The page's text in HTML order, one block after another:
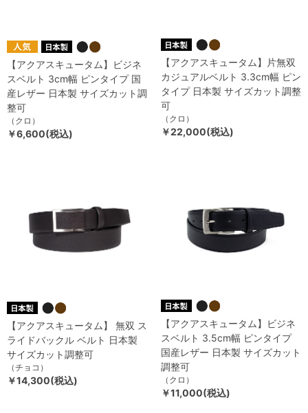
【アクアスキュータム】ビジネ
スベルト 3cm幅 ピンタイプ 国
産レザー 日本製 サイズカット調
整可
（クロ）
￥6,600(税込)
【アクアスキュータム】片無双
カジュアルベルト 3.3cm幅 ピン
タイプ 日本製 サイズカット調整
可
（クロ）
￥22,000(税込)
【アクアスキュータム】 無双 ス
ライドバックル ベルト 日本製
サイズカット調整可
（チョコ）
￥14,300(税込)
【アクアスキュータム】ビジネ
スベルト 3.5cm幅 ピンタイプ
国産レザー 日本製 サイズカット
調整可
（クロ）
￥11,000(税込)